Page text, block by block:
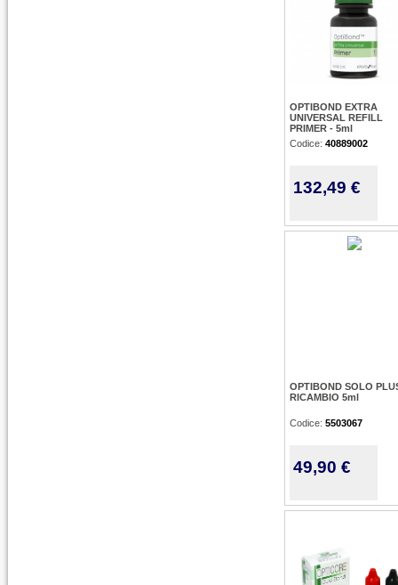
OPTIBOND EXTRA
UNIVERSAL REFILL
PRIMER - 5ml
Codice: 40889002
132,49 €
OPTIBOND SOLO
RICAMBIO 5ml
Codice: 5503067
49,90 €